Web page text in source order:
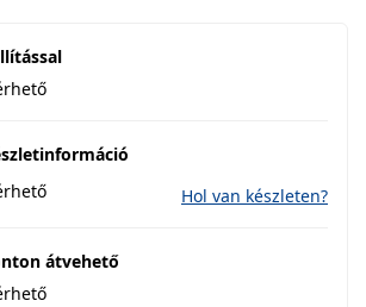
Hol van készleten?
átvehető